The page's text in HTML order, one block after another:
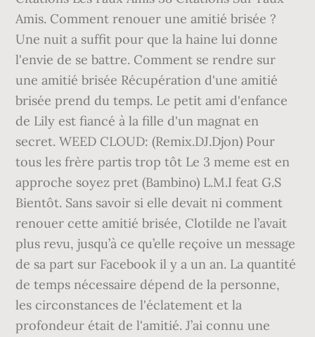
Amis. Comment renouer une amitié brisée ?
Une nuit a suffit pour que la haine lui donne
l'envie de se battre. Comment se rendre sur
une amitié brisée Récupération d'une amitié
brisée prend du temps. Le petit ami d'enfance
de Lily est fiancé à la fille d'un magnat en
secret. WEED CLOUD: (Remix.DJ.Djon) Pour
tous les frère partis trop tôt Le 3 meme est en
approche soyez pret (Bambino) L.M.I feat G.S
Bientôt. Sans savoir si elle devait ni comment
renouer cette amitié brisée, Clotilde ne l’avait
plus revu, jusqu’à ce qu’elle reçoive un message
de sa part sur Facebook il y a un an. La quantité
de temps nécessaire dépend de la personne,
les circonstances de l'éclatement et la
profondeur était de l'amitié. J’ai connu une